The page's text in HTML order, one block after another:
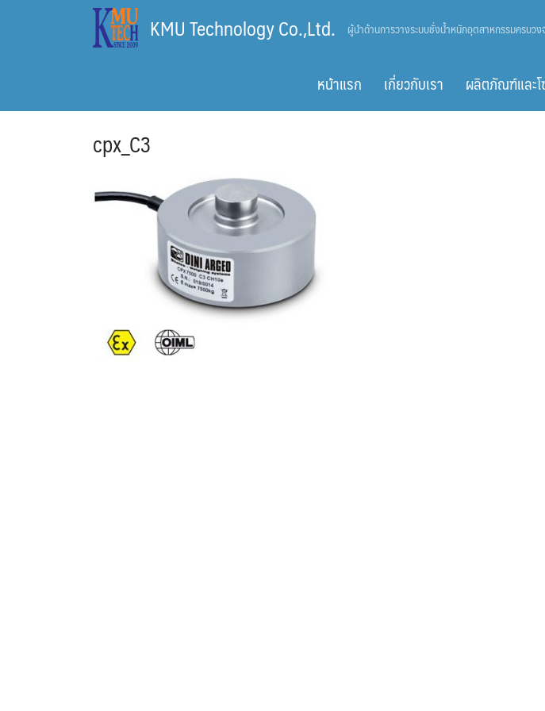
KMU Technology Co.,Ltd. ผู้นำด้านการวางระบบชั่งน้ำหนักอุตสาหกรรมครบวง
หน้าแรก เกี่ยวกับเรา ผลิตภัณฑ์และ
cpx_C3